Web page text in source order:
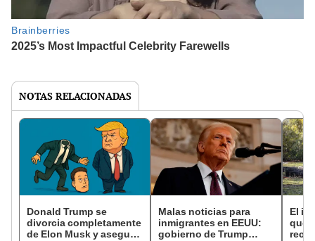
NOTAS RELACIONADAS
Donald Trump se
divorcia completamente
de Elon Musk y asegura
Malas noticias para
inmigrantes en EEUU:
gobierno de Trump
El
que